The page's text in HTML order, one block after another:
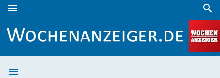
menu search
menu